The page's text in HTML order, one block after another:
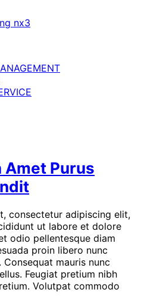
Amet Purus
consectetur adipiscing elit,
ut labore et dolore
odio pellentesque diam
proin libero nunc
mauris nunc
Feugiat pretium nibh
Volutpat commodo